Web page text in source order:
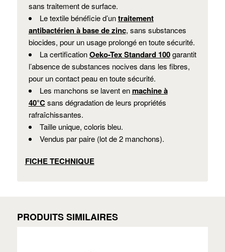
sans traitement de surface.
Le textile bénéficie d’untraitement
antibactérien à base de zinc, sans substances
biocides, pour un usage prolongé en toute sécurité.
La certificationOeko-Tex Standard 100garantit
l’absence de substances nocives dans les fibres,
pour un contact peau en toute sécurité.
Les manchons se lavent enmachine à
40°Csans dégradation de leurs propriétés
rafraîchissantes.
Taille unique, coloris bleu.
Vendus par paire (lot de 2 manchons).
FICHE TECHNIQUE
PRODUITS SIMILAIRES